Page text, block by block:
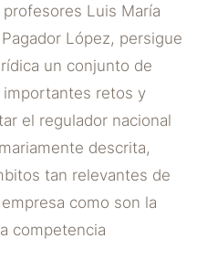
Luis María
López, persigue
un conjunto de
retos y
el regulador nacional
descrita,
tan relevantes de
como son la
competencia